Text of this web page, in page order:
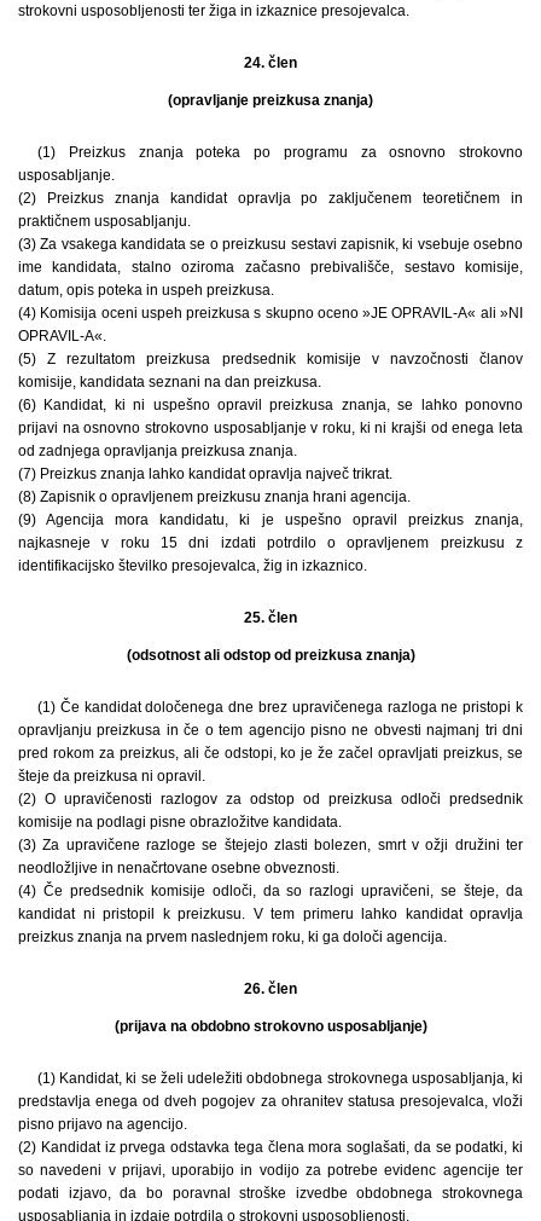
strokovni usposobljenosti ter žiga in izkaznice presojevalca.
24. člen
(opravljanje preizkusa znanja)
(1) Preizkus znanja poteka po programu za osnovno strokovno
usposabljanje.
(2) Preizkus znanja kandidat opravlja po zaključenem teoretičnem in
praktičnem usposabljanju.
(3) Za vsakega kandidata se o preizkusu sestavi zapisnik, ki vsebuje osebno
ime kandidata, stalno oziroma začasno prebivališče, sestavo komisije,
datum, opis poteka in uspeh preizkusa.
(4) Komisija oceni uspeh preizkusa s skupno oceno »JE OPRAVIL-A« ali »NI
OPRAVIL-A«.
(5) Z rezultatom preizkusa predsednik komisije v navzočnosti članov
komisije, kandidata seznani na dan preizkusa.
(6) Kandidat, ki ni uspešno opravil preizkusa znanja, se lahko ponovno
prijavi na osnovno strokovno usposabljanje v roku, ki ni krajši od enega leta
od zadnjega opravljanja preizkusa znanja.
(7) Preizkus znanja lahko kandidat opravlja največ trikrat.
(8) Zapisnik o opravljenem preizkusu znanja hrani agencija.
(9) Agencija mora kandidatu, ki je uspešno opravil preizkus znanja,
najkasneje v roku 15 dni izdati potrdilo o opravljenem preizkusu z
identifikacijsko številko presojevalca, žig in izkaznico.
25. člen
(odsotnost ali odstop od preizkusa znanja)
(1) Če kandidat določenega dne brez upravičenega razloga ne pristopi k
opravljanju preizkusa in če o tem agencijo pisno ne obvesti najmanj tri dni
pred rokom za preizkus, ali če odstopi, ko je že začel opravljati preizkus, se
šteje da preizkusa ni opravil.
(2) O upravičenosti razlogov za odstop od preizkusa odloči predsednik
komisije na podlagi pisne obrazložitve kandidata.
(3) Za upravičene razloge se štejejo zlasti bolezen, smrt v ožji družini ter
neodložljive in nenačrtovane osebne obveznosti.
(4) Če predsednik komisije odloči, da so razlogi upravičeni, se šteje, da
kandidat ni pristopil k preizkusu. V tem primeru lahko kandidat opravlja
preizkus znanja na prvem naslednjem roku, ki ga določi agencija.
26. člen
(prijava na obdobno strokovno usposabljanje)
(1) Kandidat, ki se želi udeležiti obdobnega strokovnega usposabljanja, ki
predstavlja enega od dveh pogojev za ohranitev statusa presojevalca, vloži
pisno prijavo na agencijo.
(2) Kandidat iz prvega odstavka tega člena mora soglašati, da se podatki, ki
so navedeni v prijavi, uporabijo in vodijo za potrebe evidenc agencije ter
podati izjavo, da bo poravnal stroške izvedbe obdobnega strokovnega
usposabljanja in izdaje potrdila o strokovni usposobljenosti.